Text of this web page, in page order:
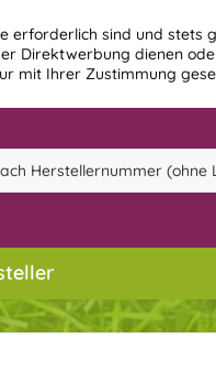
erforderlich sind und stets
Direktwerbung dienen
mit Ihrer Zustimmung